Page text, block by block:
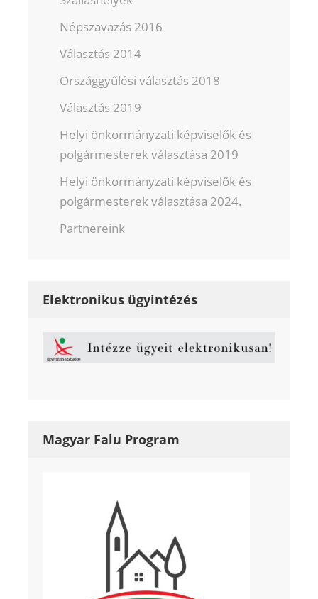
Népszavazás 2016
Választás 2014
Országgyűlési választás 2018
Választás 2019
Helyi önkormányzati képviselők és
polgármesterek választása 2019
Helyi önkormányzati képviselők és
polgármesterek választása 2024.
Partnereink
Elektronikus ügyintézés
Magyar Falu Program